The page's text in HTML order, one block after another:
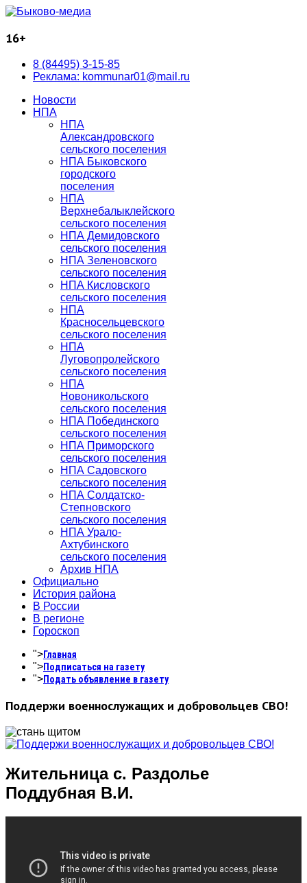
16+
8 (84495) 3-15-85
Реклама: kommunar01@mail.ru
Новости
НПА
НПА
Александровского
сельского поселения
НПА Быковского
городского
поселения
НПА
Верхнебалыклейского
сельского поселения
НПА Демидовского
сельского поселения
НПА Зеленовского
сельского поселения
НПА Кисловского
сельского поселения
НПА
Красносельцевского
сельского поселения
НПА
Луговопролейского
сельского поселения
НПА
Новоникольского
сельского поселения
НПА Побединского
сельского поселения
НПА Приморского
сельского поселения
НПА Садовского
сельского поселения
НПА Солдатско-
Степновского
сельского поселения
НПА Урало-
Ахтубинского
сельского поселения
Архив НПА
Официально
История района
В России
В регионе
Гороскоп
">Главная
">Подписаться на газету
">Подать объявление в газету
Поддержи военнослужащих и добровольцев СВО!
Жительница с. Раздолье
Поддубная В.И.